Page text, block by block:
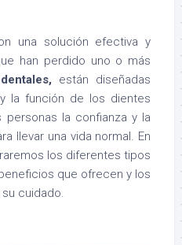
una solución efectiva y
han perdido uno o más
están diseñadas
la función de los dientes
personas la confianza y la
llevar una vida normal. En
los diferentes tipos
que ofrecen y los
cuidado.